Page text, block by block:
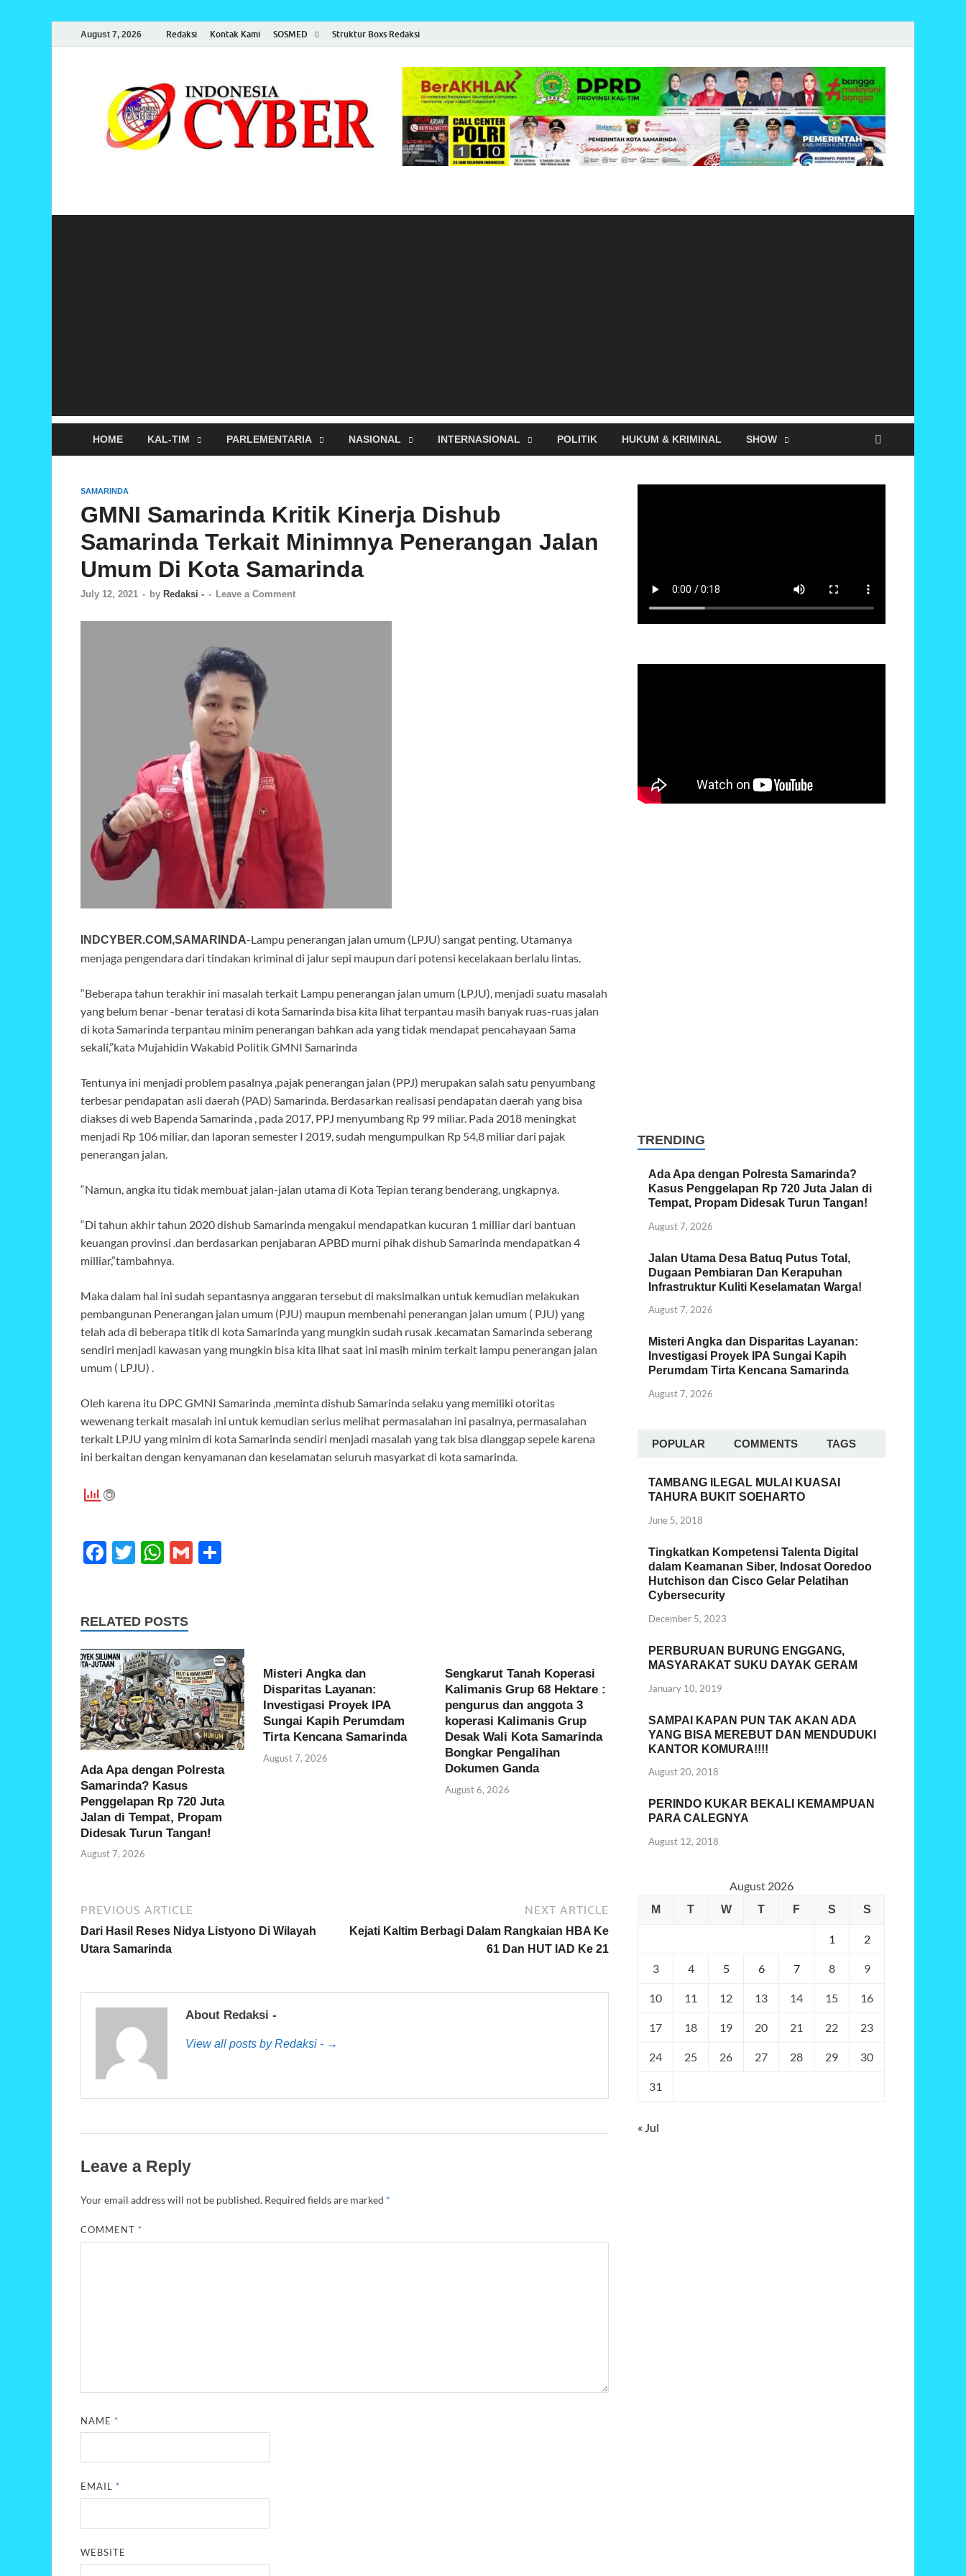
August 7, 2026 Redaksi Kontak Kami SOSMED Struktur Boxs Redaksi
HOME KAL-TIM PARLEMENTARIA NASIONAL INTERNASIONAL POLITIK HUKUM & KRIMINAL SHOW
SAMARINDA
GMNI Samarinda Kritik Kinerja Dishub
Samarinda Terkait Minimnya Penerangan Jalan
Umum Di Kota Samarinda
July 12, 2021 - by Redaksi - - Leave a Comment
INDCYBER.COM,SAMARINDA-Lampu penerangan jalan umum (LPJU) sangat penting. Utamanya
menjaga pengendara dari tindakan kriminal di jalur sepi maupun dari potensi kecelakaan berlalu lintas.
“Beberapa tahun terakhir ini masalah terkait Lampu penerangan jalan umum (LPJU), menjadi suatu masalah
yang belum benar -benar teratasi di kota Samarinda bisa kita lihat terpantau masih banyak ruas-ruas jalan
di kota Samarinda terpantau minim penerangan bahkan ada yang tidak mendapat pencahayaan Sama
sekali,”kata Mujahidin Wakabid Politik GMNI Samarinda
Tentunya ini menjadi problem pasalnya ,pajak penerangan jalan (PPJ) merupakan salah satu penyumbang
terbesar pendapatan asli daerah (PAD) Samarinda. Berdasarkan realisasi pendapatan daerah yang bisa
diakses di web Bapenda Samarinda , pada 2017, PPJ menyumbang Rp 99 miliar. Pada 2018 meningkat
menjadi Rp 106 miliar, dan laporan semester I 2019, sudah mengumpulkan Rp 54,8 miliar dari pajak
penerangan jalan.
“Namun, angka itu tidak membuat jalan-jalan utama di Kota Tepian terang benderang, ungkapnya.
“Di tahun akhir tahun 2020 dishub Samarinda mengakui mendapatkan kucuran 1 milliar dari bantuan
keuangan provinsi .dan berdasarkan penjabaran APBD murni pihak dishub Samarinda mendapatkan 4
milliar,”tambahnya.
Maka dalam hal ini sudah sepantasnya anggaran tersebut di maksimalkan untuk kemudian melakukan
pembangunan Penerangan jalan umum (PJU) maupun membenahi penerangan jalan umum ( PJU) yang
telah ada di beberapa titik di kota Samarinda yang mungkin sudah rusak .kecamatan Samarinda seberang
sendiri menjadi kawasan yang mungkin bisa kita lihat saat ini masih minim terkait lampu penerangan jalan
umum ( LPJU) .
Oleh karena itu DPC GMNI Samarinda ,meminta dishub Samarinda selaku yang memiliki otoritas
wewenang terkait masalah ini untuk kemudian serius melihat permasalahan ini pasalnya, permasalahan
terkait LPJU yang minim di kota Samarinda sendiri menjadi masalah yang tak bisa dianggap sepele karena
ini berkaitan dengan kenyamanan dan keselamatan seluruh masyarkat di kota samarinda.
F
b
o
o
k
T
er
W
s
A
p
p
G
RELATED POSTS
Ada Apa dengan Polresta
Samarinda? Kasus
Penggelapan Rp 720 Juta
Jalan di Tempat, Propam
Didesak Turun Tangan!
August 7, 2026
Misteri Angka dan
Disparitas Layanan:
Investigasi Proyek IPA
Sungai Kapih Perumdam
Tirta Kencana Samarinda
August 7, 2026
Sengkarut Tanah Koperasi
Kalimanis Grup 68 Hektare :
pengurus dan anggota 3
koperasi Kalimanis Grup
Desak Wali Kota Samarinda
Bongkar Pengalihan
Dokumen Ganda
August 6, 2026
PREVIOUS ARTICLE
Dari Hasil Reses Nidya Listyono Di Wilayah
Utara Samarinda
NEXT ARTICLE
Kejati Kaltim Berbagi Dalam Rangkaian HBA Ke
61 Dan HUT IAD Ke 21
About Redaksi -
View all posts by Redaksi - →
Leave a Reply
Your email address will not be published. Required fields are marked *
COMMENT*
NAME*
EMAIL*
WEBSITE
TRENDING
Ada Apa dengan Polresta Samarinda?
Kasus Penggelapan Rp 720 Juta Jalan di
Tempat, Propam Didesak Turun Tangan!
August 7, 2026
Jalan Utama Desa Batuq Putus Total,
Dugaan Pembiaran Dan Kerapuhan
Infrastruktur Kuliti Keselamatan Warga!
August 7, 2026
Misteri Angka dan Disparitas Layanan:
Investigasi Proyek IPA Sungai Kapih
Perumdam Tirta Kencana Samarinda
August 7, 2026
POPULAR COMMENTS TAGS
TAMBANG ILEGAL MULAI KUASAI
TAHURA BUKIT SOEHARTO
June 5, 2018
Tingkatkan Kompetensi Talenta Digital
dalam Keamanan Siber, Indosat Ooredoo
Hutchison dan Cisco Gelar Pelatihan
Cybersecurity
December 5, 2023
PERBURUAN BURUNG ENGGANG,
MASYARAKAT SUKU DAYAK GERAM
January 10, 2019
SAMPAI KAPAN PUN TAK AKAN ADA
YANG BISA MEREBUT DAN MENDUDUKI
KANTOR KOMURA!!!!
August 20, 2018
PERINDO KUKAR BEKALI KEMAMPUAN
PARA CALEGNYA
August 12, 2018
August 2026
M T W T F S S
1 2
3 4 5 6 7 8 9
10 11 12 13 14 15 16
17 18 19 20 21 22 23
24 25 26 27 28 29 30
31
« Jul